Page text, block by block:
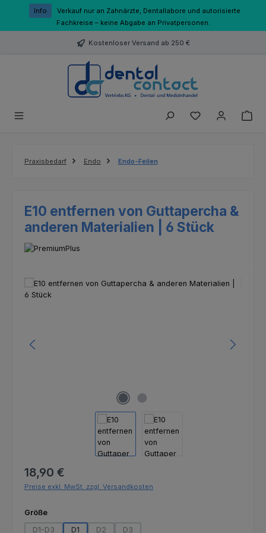
Zum Hauptinhalt springen
Info
Verkauf nur an Zahnärzte, Dentallabore und autorisierte
Fachkreise – keine Abgabe an Privatpersonen.
Kostenloser Versand ab 250 €
Du hast 0
Praxisbedarf Endo Endo-Feilen
E10 entfernen von Guttapercha &
anderen Materialien | 6 Stück
Bildergalerie überspringen
Regulärer Preis:
18,90 €
Preise exkl. MwSt. zzgl. Versandkosten
Größeauswählen
D1-D3
D1 D2 D3